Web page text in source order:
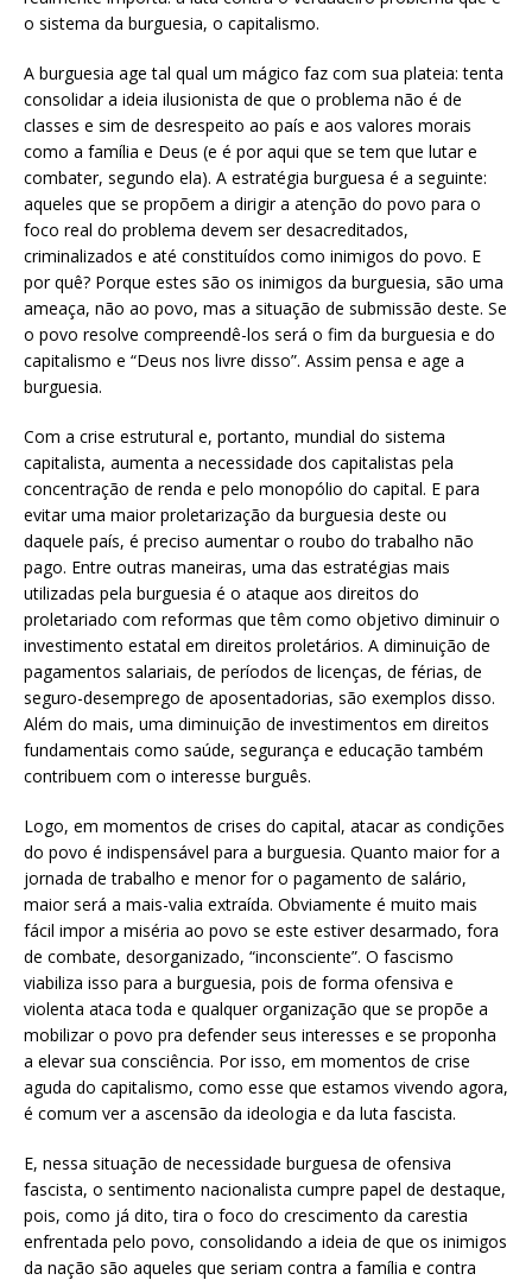
o sistema da burguesia, o capitalismo.
A burguesia age tal qual um mágico faz com sua plateia: tenta
consolidar a ideia ilusionista de que o problema não é de
classes e sim de desrespeito ao país e aos valores morais
como a família e Deus (e é por aqui que se tem que lutar e
combater, segundo ela). A estratégia burguesa é a seguinte:
aqueles que se propõem a dirigir a atenção do povo para o
foco real do problema devem ser desacreditados,
criminalizados e até constituídos como inimigos do povo. E
por quê? Porque estes são os inimigos da burguesia, são uma
ameaça, não ao povo, mas a situação de submissão deste. Se
o povo resolve compreendê-los será o fim da burguesia e do
capitalismo e “Deus nos livre disso”. Assim pensa e age a
burguesia.
Com a crise estrutural e, portanto, mundial do sistema
capitalista, aumenta a necessidade dos capitalistas pela
concentração de renda e pelo monopólio do capital. E para
evitar uma maior proletarização da burguesia deste ou
daquele país, é preciso aumentar o roubo do trabalho não
pago. Entre outras maneiras, uma das estratégias mais
utilizadas pela burguesia é o ataque aos direitos do
proletariado com reformas que têm como objetivo diminuir o
investimento estatal em direitos proletários. A diminuição de
pagamentos salariais, de períodos de licenças, de férias, de
seguro-desemprego de aposentadorias, são exemplos disso.
Além do mais, uma diminuição de investimentos em direitos
fundamentais como saúde, segurança e educação também
contribuem com o interesse burguês.
Logo, em momentos de crises do capital, atacar as condições
do povo é indispensável para a burguesia. Quanto maior for a
jornada de trabalho e menor for o pagamento de salário,
maior será a mais-valia extraída. Obviamente é muito mais
fácil impor a miséria ao povo se este estiver desarmado, fora
de combate, desorganizado, “inconsciente”. O fascismo
viabiliza isso para a burguesia, pois de forma ofensiva e
violenta ataca toda e qualquer organização que se propõe a
mobilizar o povo pra defender seus interesses e se proponha
a elevar sua consciência. Por isso, em momentos de crise
aguda do capitalismo, como esse que estamos vivendo agora,
é comum ver a ascensão da ideologia e da luta fascista.
E, nessa situação de necessidade burguesa de ofensiva
fascista, o sentimento nacionalista cumpre papel de destaque,
pois, como já dito, tira o foco do crescimento da carestia
enfrentada pelo povo, consolidando a ideia de que os inimigos
da nação são aqueles que seriam contra a família e contra